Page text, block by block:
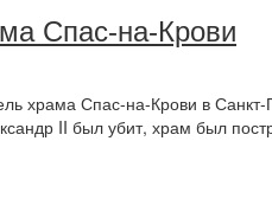
Спас-на-Крови
храма Спас-на-Крови в
II был убит, храм был